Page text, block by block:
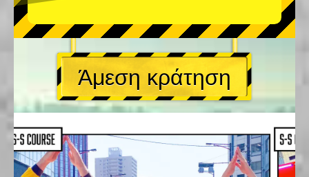
Άμεση κράτηση